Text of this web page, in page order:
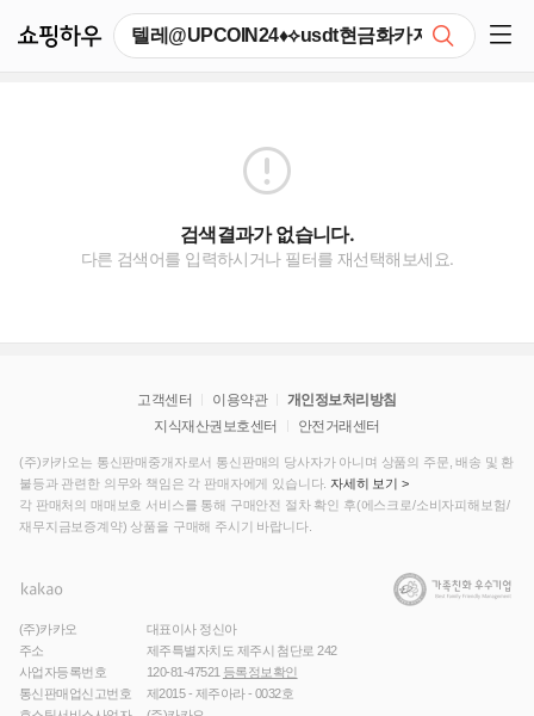
검색결과가 없습니다.
다른 검색어를 입력하시거나 필터를 재선택해보세요.
고객센터 이용약관
개인정보처리방침
지식재산권보호센터
안전거래센터
(주)카카오는 통신판매중개자로서 통신판매의 당사자가 아니며 상품의 주문, 배송 및 환
불등과 관련한 의무와 책임은 각 판매자에게 있습니다. 자세히 보기 >
각 판매처의 매매보호 서비스를 통해 구매안전 절차 확인 후(에스크로/소비자피해보험/
재무지금보증계약) 상품을 구매해 주시기 바랍니다.
(주)카카오
대표이사 정신아
주소
제주특별자치도 제주시 첨단로 242
사업자등록번호
120-81-47521 등록정보확인
통신판매업신고번호
제2015 - 제주아라 - 0032호